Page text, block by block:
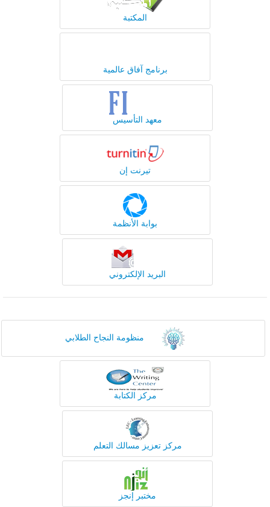
المكتبة
برنامج آفاق عالمية
معهد التأسيس
تيرنت إن
بوابة الأنظمة
البريد الإلكتروني
منظومة النجاح الطلابي
مركز الكتابة
مركز تعزيز مسالك التعلم
مختبر إنجز